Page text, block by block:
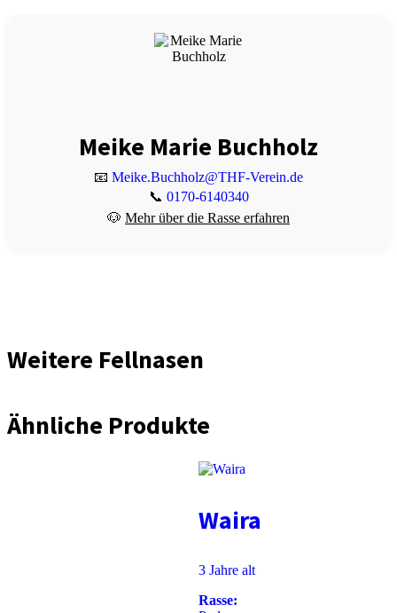
Meike Marie Buchholz
📧 Meike.Buchholz@THF-Verein.de
📞 0170-6140340
🐶 Mehr über die Rasse erfahren
Weitere Fellnasen
Ähnliche Produkte
Waira
3 Jahre alt
Rasse: